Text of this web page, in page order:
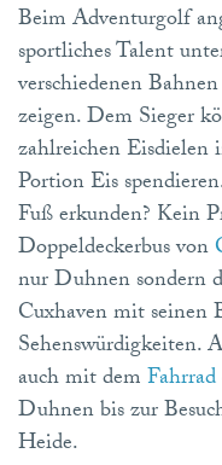
Beim Adventurgolf
sportliches Talent
verschiedenen
zeigen. Dem Sieger
zahlreichen Eisdielen
Portion Eis
Fuß erkunden? Kein
Doppeldeckerbus von
nur Duhnen sondern
Cuxhaven mit seinen
Sehenswürdigkeiten.
auch mit demFahrrad
Duhnen bis zur
Heide.